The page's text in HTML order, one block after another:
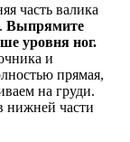
часть валика
Выпрямите
уровня ног.
и
прямая,
на груди.
нижней части